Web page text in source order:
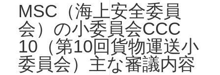
MSC（海上安全委員
会）の小委員会CCC
10（第10回貨物運送小
委員会）主な審議内容